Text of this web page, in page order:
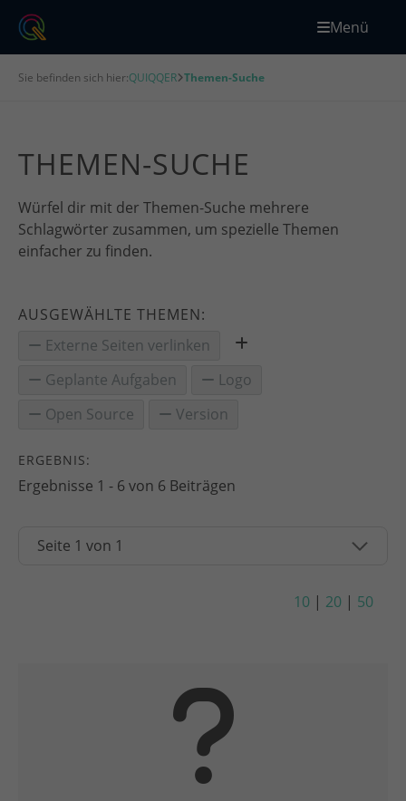
Menü
Sie befinden sich hier:QUIQQER Themen-Suche
THEMEN-SUCHE
Würfel dir mit der Themen-Suche mehrere
Schlagwörter zusammen, um spezielle Themen
einfacher zu finden.
AUSGEWÄHLTE THEMEN:
Externe Seiten verlinken
Geplante Aufgaben
Logo
Open Source
Version
ERGEBNIS:
Ergebnisse 1 - 6 von 6 Beiträgen
10 | 20 | 50